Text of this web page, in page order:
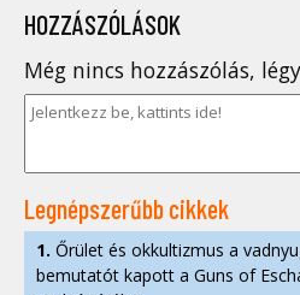
HOZZÁSZÓLÁSOK
Még nincs hozzászólás,
Legnépszerűbb cikkek
1. Őrület és okkultizmus a
bemutatót kapott a Guns of